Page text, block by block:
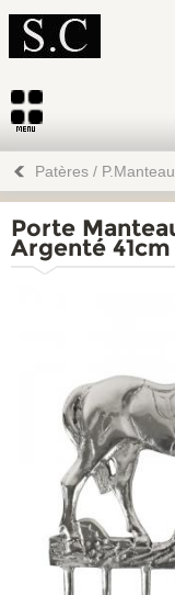
Patères /
Porte
Argenté 41cm